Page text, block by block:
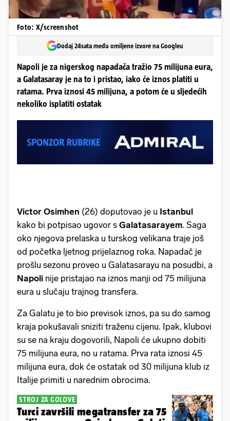
Foto: X/screenshot
Dodaj 24sata među omiljene izvore na Googleu
Napoli je za nigerskog napadača tražio 75 milijuna eura,
a Galatasaray je na to i pristao, iako će iznos platiti u
ratama. Prva iznosi 45 milijuna, a potom će u sljedećih
nekoliko isplatiti ostatak
Victor Osimhen (26) doputovao je u Istanbul
kako bi potpisao ugovor s Galatasarayem. Saga
oko njegova prelaska u turskog velikana traje još
od početka ljetnog prijelaznog roka. Napadač je
prošlu sezonu proveo u Galatasarayu na posudbi, a
Napoli nije pristajao na iznos manji od 75 milijuna
eura u slučaju trajnog transfera.
Za Galatu je to bio previsok iznos, pa su do samog
kraja pokušavali sniziti traženu cijenu. Ipak, klubovi
su se na kraju dogovorili, Napoli će ukupno dobiti
75 milijuna eura, no u ratama. Prva rata iznosi 45
milijuna eura, dok će ostatak od 30 milijuna klub iz
Italije primiti u narednim obrocima.
STROJ ZA GOLOVE
Turci završili megatransfer za 75